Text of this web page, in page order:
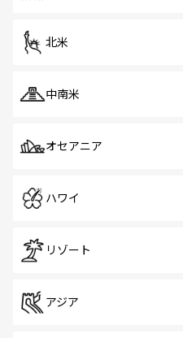
北米
中南米
オセアニア
ハワイ
リゾート
アジア